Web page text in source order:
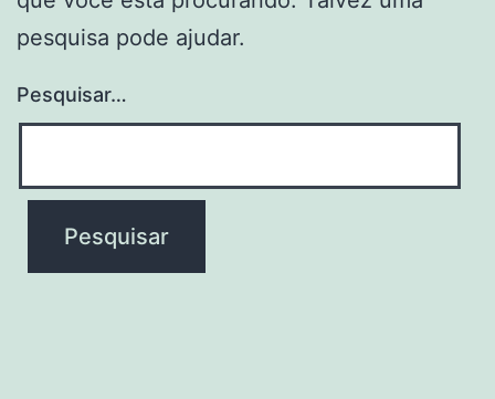
pesquisa pode ajudar.
Pesquisar…